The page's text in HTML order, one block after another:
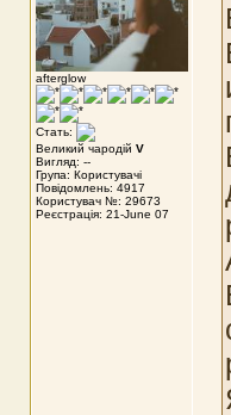
afterglow
Стать:
Великий чародій V
Вигляд: --
Група: Користувачі
Повідомлень: 4917
Користувач №: 29673
Реєстрація: 21-June 07